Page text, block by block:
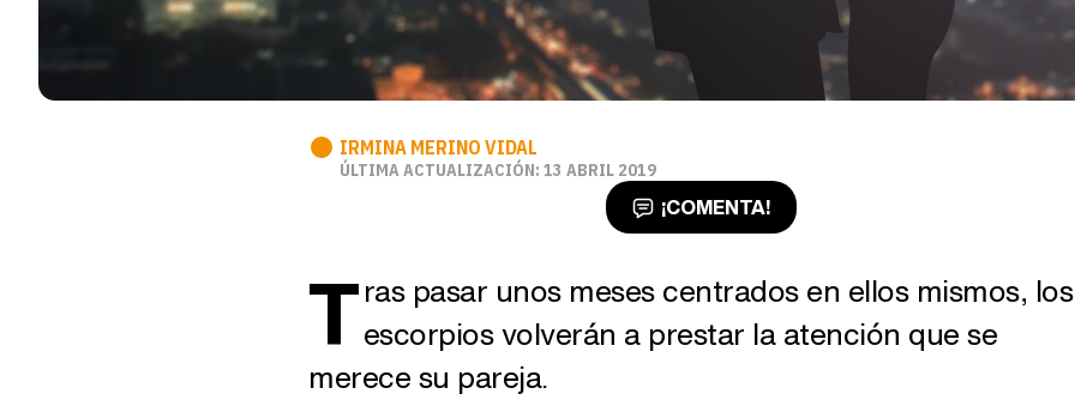
IRMINA MERINO VIDAL
ÚLTIMA ACTUALIZACIÓN: 13 ABRIL 2019
¡COMENTA!
Tras pasar unos meses centrados en ellos mismos, los
escorpios volverán a prestar la atención que se
merece su pareja.